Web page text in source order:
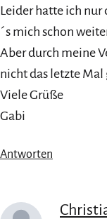
Leider hatte ich nur
´s mich schon
Aber durch meine
nicht das letzte Mal
Viele Grüße
Gabi
Antworten